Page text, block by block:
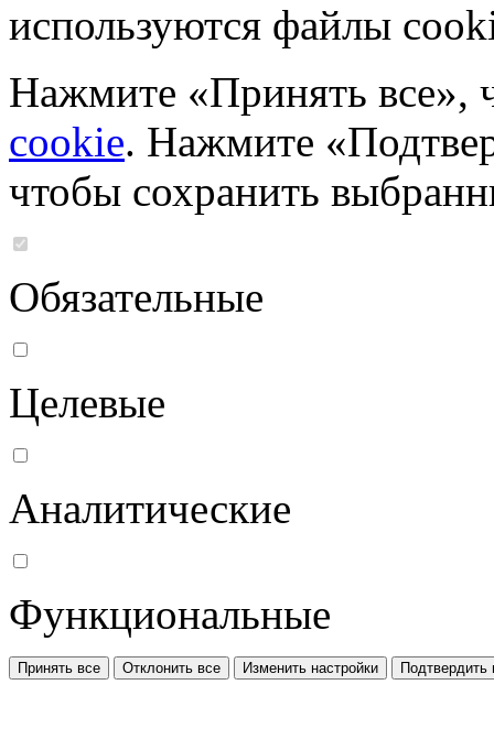
используются файлы
Нажмите «Принять все»,
cookie. Нажмите
чтобы сохранить
Обязательные
Целевые
Аналитические
Функциональные
Принять все Отклонить все Изменить настройки Подтвердить